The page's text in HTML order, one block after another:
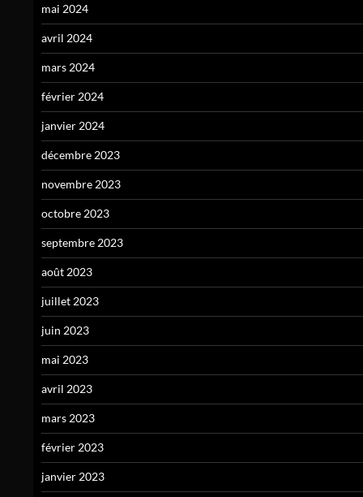
mai 2024
avril 2024
mars 2024
février 2024
janvier 2024
décembre 2023
novembre 2023
octobre 2023
septembre 2023
août 2023
juillet 2023
juin 2023
mai 2023
avril 2023
mars 2023
février 2023
janvier 2023